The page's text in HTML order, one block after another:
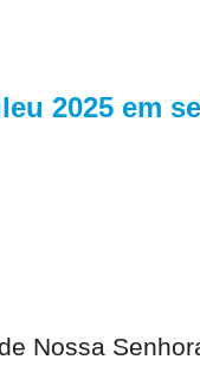
2025 em
Nossa